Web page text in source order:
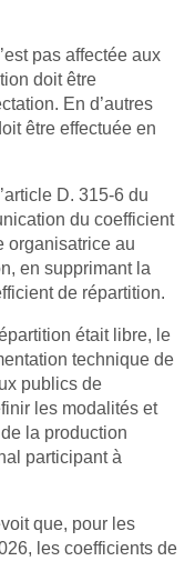
pas affectée aux
doit être
En d’autres
être effectuée en
D. 315-6 du
du coefficient
organisatrice au
en supprimant la
de répartition.
était libre, le
technique de
publics de
les modalités et
la production
participant à
que, pour les
les coefficients de